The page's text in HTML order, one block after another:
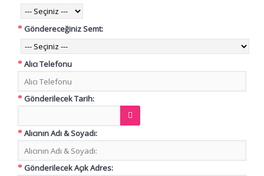
Göndereceğiniz Semt:
Alıcı Telefonu
Gönderilecek Tarih:
Alıcının Adı & Soyadı:
Gönderilecek Açık Adres: